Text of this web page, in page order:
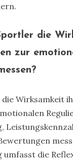
die
zur
Wirksamkeit
umfasst die